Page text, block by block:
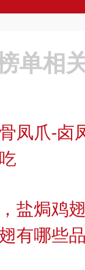
单相
凤爪-卤
盐焗鸡
有哪些